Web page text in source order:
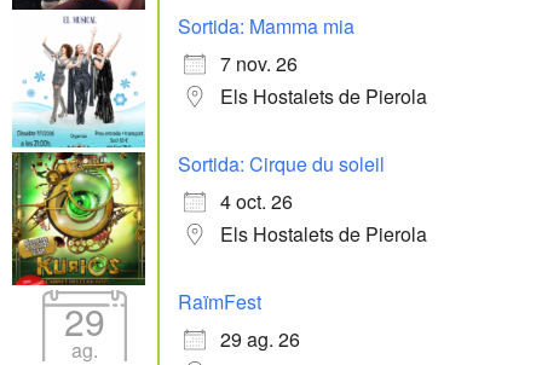
Sortida: Mamma mia
7 nov. 26
Els Hostalets de Pierola
Sortida: Cirque du soleil
4 oct. 26
Els Hostalets de Pierola
29
ag.
RaïmFest
29 ag. 26